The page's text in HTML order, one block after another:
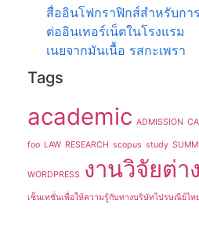
สื่ออินโฟกราฟิกส์สำหรับกา
ต่ออินเทอร์เน็ตในโรงแรม
เนยจากมันเนื้อ รสกะเพรา
Tags
academic ADMISSION
foo LAW RESEARCH scopus study
WORDPRESS งานวิจัยต่า
เซ็นเทชั่นเพื่อให้ความรู้กับทางบริษัทไปรษณีย์ไท